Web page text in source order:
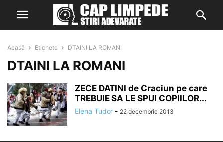
Acasă Etichete DTAINI LA ROMANI
DTAINI LA ROMANI
ZECE DATINI de Craciun pe care
TREBUIE SA LE SPUI COPIILOR...
Elena Tudor - 22 decembrie 2013